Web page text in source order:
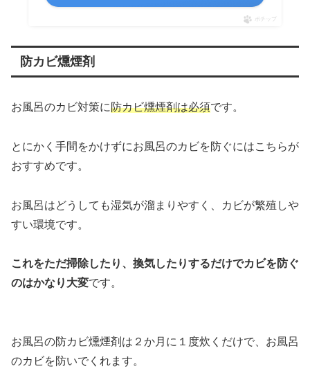
ポチップ
防カビ燻煙剤
お風呂のカビ対策に防カビ燻煙剤は必須です。
とにかく手間をかけずにお風呂のカビを防ぐにはこちらが
おすすめです。
お風呂はどうしても湿気が溜まりやすく、カビが繁殖しや
すい環境です。
これをただ掃除したり、換気したりするだけでカビを防ぐ
のはかなり大変です。
お風呂の防カビ燻煙剤は２か月に１度炊くだけで、お風呂
のカビを防いでくれます。